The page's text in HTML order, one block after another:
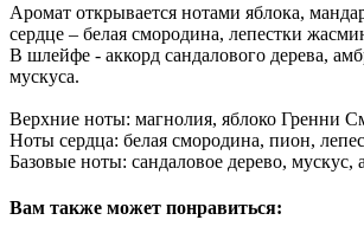
Аромат открывается нотами яблока,
сердце – белая смородина, лепестки
В шлейфе - аккорд сандалового дерева,
мускуса.
Верхние ноты: магнолия, яблоко Гренни
Ноты сердца: белая смородина, пион,
Базовые ноты: сандаловое дерево, мускус,
Вам также может понравиться: